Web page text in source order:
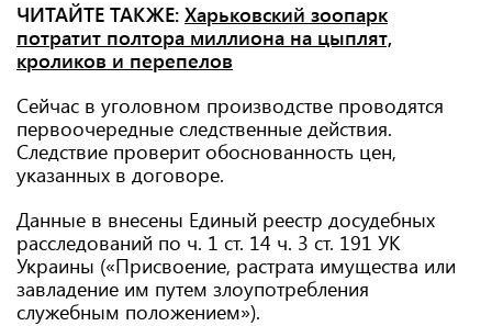
ЧИТАЙТЕ ТАКЖЕ: Харьковский зоопарк
потратит полтора миллиона на цыплят,
кроликов и перепелов
Сейчас в уголовном производстве проводятся
первоочередные следственные действия.
Следствие проверит обоснованность цен,
указанных в договоре.
Данные в внесены Единый реестр досудебных
расследований по ч. 1 ст. 14 ч. 3 ст. 191 УК
Украины («Присвоение, растрата имущества или
завладение им путем злоупотребления
служебным положением»).